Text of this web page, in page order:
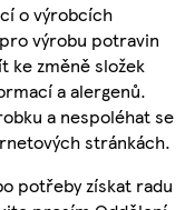
o výrobcích
výrobu potravin
ke změně složek
a alergenů.
a nespoléhat se
stránkách.
potřeby získat radu